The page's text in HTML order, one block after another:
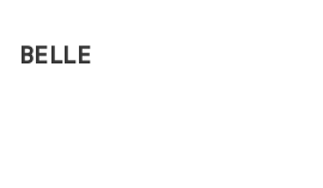
BELLE